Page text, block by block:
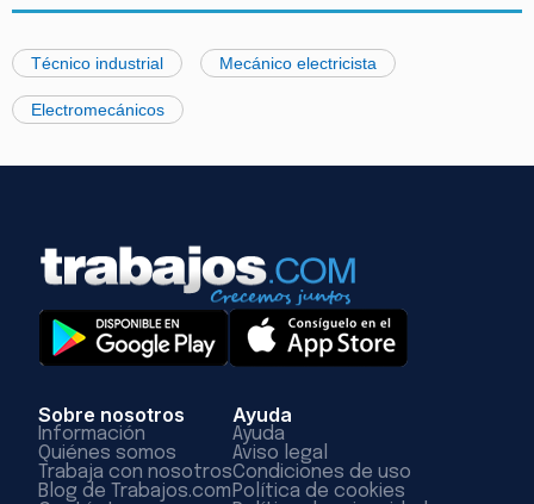
Técnico industrial Mecánico electricista
Electromecánicos
Sobre nosotros
Información
Quiénes somos
Trabaja con nosotros
Blog de Trabajos.com
Ayuda
Ayuda
Aviso legal
Condiciones de uso
Política de cookies